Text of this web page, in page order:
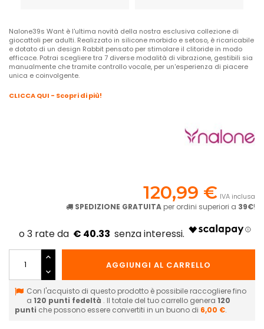
Nalone39s Want è l'ultima novità della nostra esclusiva collezione di
giocattoli per adulti. Realizzato in silicone morbido e setoso, è ricaricabile
e dotato di un design Rabbit pensato per stimolare il clitoride in modo
efficace. Potrai scegliere tra 7 diverse modalità di vibrazione, gestibili sia
manualmente che tramite controllo vocale, per un'esperienza di piacere
unica e coinvolgente.
CLICCA QUI - Scopri di più!
120,99 € IVA inclusa
SPEDIZIONE GRATUITA per ordini superiori a 39€!
€ 40.33
AGGIUNGI AL CARRELLO
Con l'acquisto di questo prodotto è possibile raccogliere fino
a 120 punti fedeltà . Il totale del tuo carrello genera 120
punti che possono essere convertiti in un buono di 6,00 €.